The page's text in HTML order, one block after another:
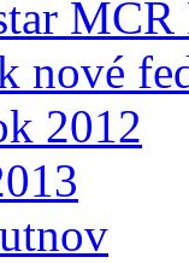
MČR
nové
2012